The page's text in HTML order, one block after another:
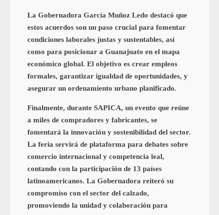
La Gobernadora García Muñoz Ledo destacó que
estos acuerdos son un paso crucial para fomentar
condiciones laborales justas y sustentables, así
como para posicionar a Guanajuato en el mapa
económico global. El objetivo es crear empleos
formales, garantizar igualdad de oportunidades, y
asegurar un ordenamiento urbano planificado.
Finalmente, durante SAPICA, un evento que reúne
a miles de compradores y fabricantes, se
fomentará la innovación y sostenibilidad del sector.
La feria servirá de plataforma para debates sobre
comercio internacional y competencia leal,
contando con la participación de 13 países
latinoamericanos. La Gobernadora reiteró su
compromiso con el sector del calzado,
promoviendo la unidad y colaboración para